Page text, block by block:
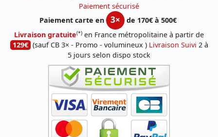
Paiement sécurisé
Paiement carte en
3×
de 170€ à 500€
Livraison gratuite(*) en France métropolitaine à partir de
129€ (sauf CB 3× - Promo - volumineux ) Livraison Suivi 2 à
5 jours selon dispo stock